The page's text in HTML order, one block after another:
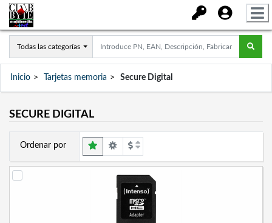
Todas las categorías
Inicio Tarjetas memoria Secure Digital
SECURE DIGITAL
Ordenar por